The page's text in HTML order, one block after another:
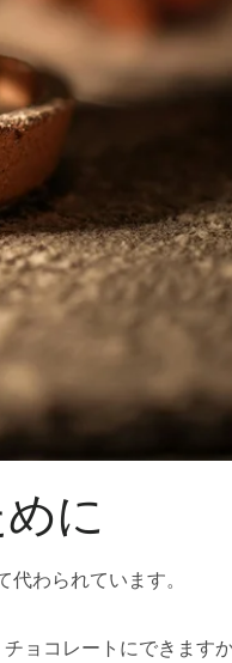
に
わられています。
ョコレートにできますか